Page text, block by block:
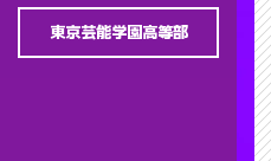
東京芸能学園高等部